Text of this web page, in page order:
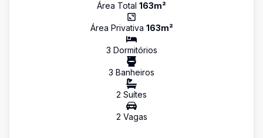
Área Total 163m²
Área Privativa 163m²
3 Dormitórios
3 Banheiros
2 Suítes
2 Vagas